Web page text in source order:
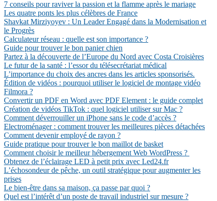
7 conseils pour raviver la passion et la flamme après le mariage
Les quatre ponts les plus célèbres de France
Shavkat Mirziyoyev : Un Leader Engagé dans la Modernisation et
le Progrès
Calculateur réseau : quelle est son importance ?
Guide pour trouver le bon panier chien
Partez à la découverte de l’Europe du Nord avec Costa Croisières
Le futur de la santé : l’essor du télésecrétariat médical
L’importance du choix des ancres dans les articles sponsorisés.
Édition de vidéos : pourquoi utiliser le logiciel de montage vidéo
Filmora ?
Convertir un PDF en Word avec PDF Element : le guide complet
Création de vidéos TikTok : quel logiciel utiliser sur Mac ?
Comment déverrouiller un iPhone sans le code d’accès ?
Electroménager : comment trouver les meilleures pièces détachées
Comment devenir employé de rayon ?
Guide pratique pour trouver le bon maillot de basket
Comment choisir le meilleur hébergement Web WordPress ?
Obtenez de l’éclairage LED à petit prix avec Led24.fr
L’échosondeur de pêche, un outil stratégique pour augmenter les
prises
Le bien-être dans sa maison, ça passe par quoi ?
Quel est l’intérêt d’un poste de travail industriel sur mesure ?